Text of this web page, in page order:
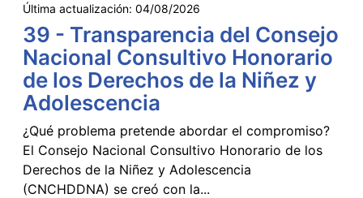
Última actualización: 04/08/2026
39 - Transparencia del Consejo
Nacional Consultivo Honorario
de los Derechos de la Niñez y
Adolescencia
¿Qué problema pretende abordar el compromiso?
El Consejo Nacional Consultivo Honorario de los
Derechos de la Niñez y Adolescencia
(CNCHDDNA) se creó con la...